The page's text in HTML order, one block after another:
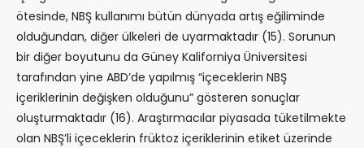
ötesinde, NBŞ kullanımı bütün dünyada artış eğiliminde
olduğundan, diğer ülkeleri de uyarmaktadır (15). Sorunun
bir diğer boyutunu da Güney Kaliforniya Üniversitesi
tarafından yine ABD’de yapılmış “içeceklerin NBŞ
içeriklerinin değişken olduğunu” gösteren sonuçlar
oluşturmaktadır (16). Araştırmacılar piyasada tüketilmekte
olan NBŞ’li içeceklerin früktoz içeriklerinin etiket üzerinde